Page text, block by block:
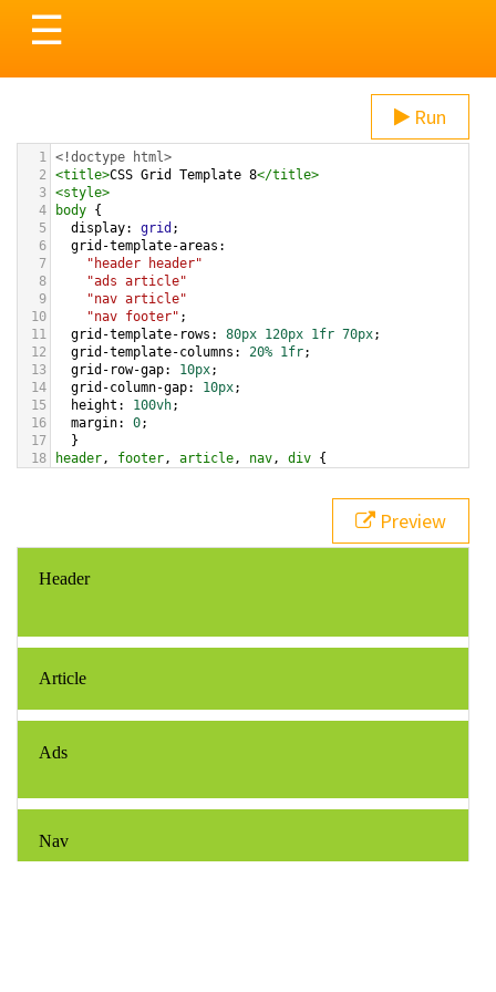
Toggle
navigation
☰
Run
1 <!doctype html>
2
<title>CSS Grid Template 8</title>
3 <style>
4
body
5
display: grid ;
6
grid-template-areas
7
"header header"
8
"ads article"
9
"nav article"
10
"nav footer" ;
11
grid-template-rows : 80px 120px 1fr 70px;
12
grid-template-columns : 20% 1fr;
13
grid-row-gap: 10px;
14
grid-column-gap: 10px;
15
height : 100vh;
16
margin: 0;
17
  }
18
header, footer, article, nav, div {
23
grid-area: header;
25 #pageFooter
28 #mainArticle {
Preview